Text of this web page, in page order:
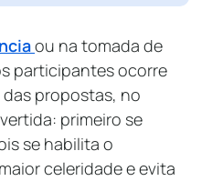
ou na tomada de
participantes ocorre
propostas, no
primeiro se
se habilita o
celeridade e evita